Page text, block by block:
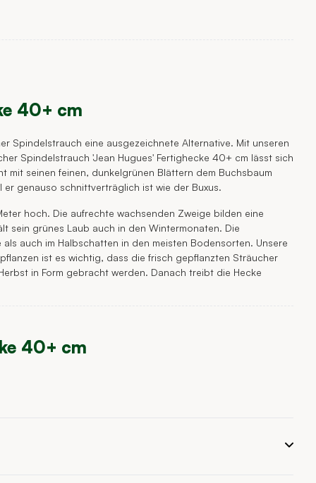
40+ cm
Spindelstrauch eine ausgezeichnete Alternative. Mit unseren
Spindelstrauch 'Jean Hugues' Fertighecke 40+ cm lässt sich
mit seinen feinen, dunkelgrünen Blättern dem Buchsbaum
genauso schnittverträglich ist wie der Buxus.
hoch. Die aufrechte wachsenden Zweige bilden eine
sein grünes Laub auch in den Wintermonaten. Die
auch im Halbschatten in den meisten Bodensorten. Unsere
ist es wichtig, dass die frisch gepflanzten Sträucher
in Form gebracht werden. Danach treibt die Hecke
40+ cm